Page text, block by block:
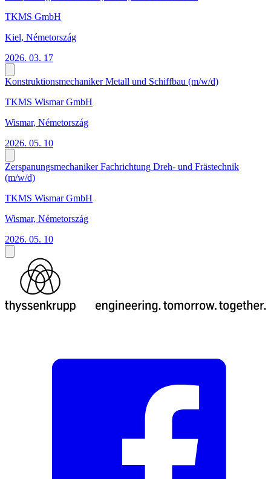
TKMS GmbH
Kiel, Németország
2026. 03. 17
Konstruktionsmechaniker Metall und Schiffbau (m/w/d)
TKMS Wismar GmbH
Wismar, Németország
2026. 05. 10
Zerspanungsmechaniker Fachrichtung Dreh- und Frästechnik
(m/w/d)
TKMS Wismar GmbH
Wismar, Németország
2026. 05. 10